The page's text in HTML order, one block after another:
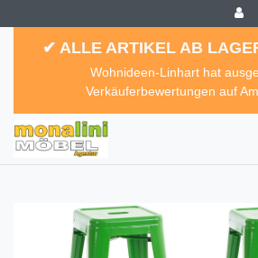
✔ ALLE ARTIKEL AB
Wohnideen-Linhart hat
Verkäuferbewertungen auf